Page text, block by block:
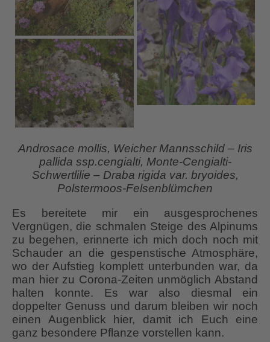
Androsace mollis, Weicher Mannsschild – Iris
pallida ssp.cengialti, Monte-Cengialti-
Schwertlilie – Draba rigida var. bryoides,
Polstermoos-Felsenblümchen
Es bereitete mir ein ausgesprochenes
Vergnügen, die schmalen Steige des Alpinums
zu begehen, erinnerte ich mich doch noch mit
Schauder an die gespenstische Atmosphäre,
wo der Aufstieg komplett unterbunden war, da
man hier zu Corona-Zeiten unmöglich Abstand
halten konnte. Es war also diesmal ein
doppelter Genuss und darum bleiben wir noch
einen Augenblick hier, damit ich Euch eine
ganz besondere Pflanze vorstellen kann.